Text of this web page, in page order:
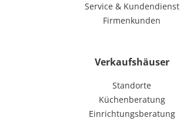
Service & Kundendienst
Firmenkunden
Verkaufshäuser
Standorte
Küchenberatung
Einrichtungsberatung